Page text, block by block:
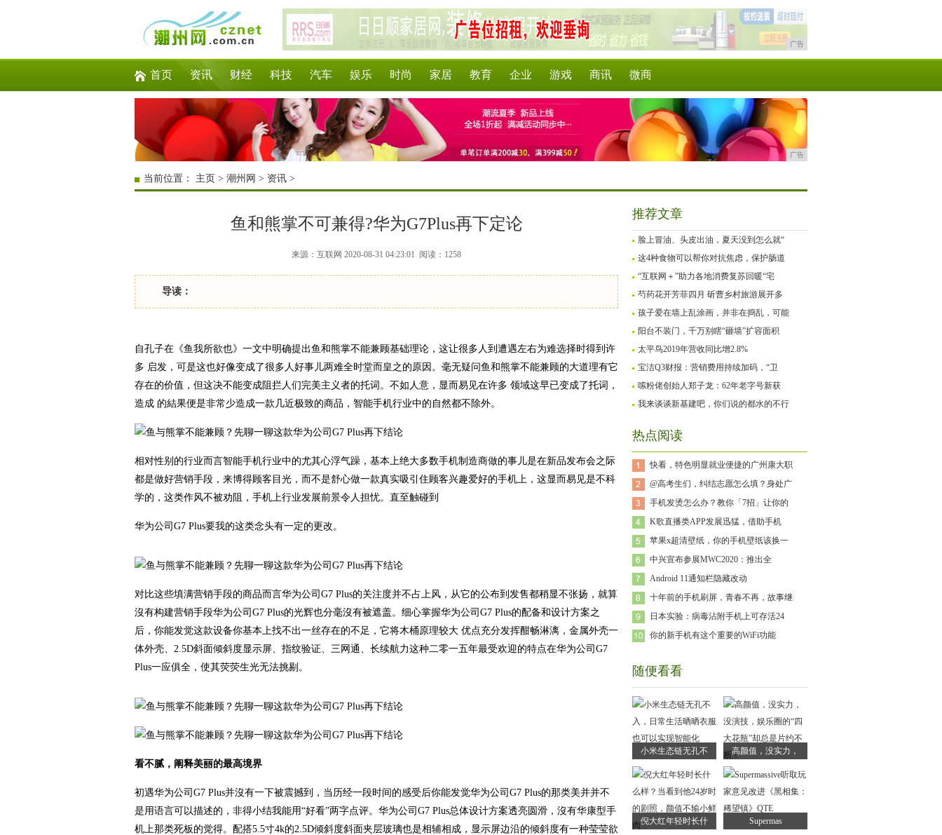
广告
首页 资讯 财经 科技 汽车 娱乐 时尚 家居 教育 企业 游戏 商讯 微商
广告
当前位置： 主页 > 潮州网 > 资讯 >
鱼和熊掌不可兼得?华为G7Plus再下定论
来源：互联网 2020-08-31 04:23:01 阅读：1258
导读：
自孔子在《鱼我所欲也》一文中明确提出鱼和熊掌不能兼顾基础理论，这让很多人到遭遇左右为难选择时得到许
多 启发，可是这也好像变成了很多人好事儿两难全时堂而皇之的原因。毫无疑问鱼和熊掌不能兼顾的大道理有它
存在的价值，但这决不能变成阻拦人们完美主义者的托词。不如人意，显而易见在许多 领域这早已变成了托词，
造成 的結果便是非常少造成一款几近极致的商品，智能手机行业中的自然都不除外。
相对性别的行业而言智能手机行业中的尤其心浮气躁，基本上绝大多数手机制造商做的事儿是在新品发布会之际
都是做好营销手段，来博得顾客目光，而不是舒心做一款真实吸引住顾客兴趣爱好的手机上，这显而易见是不科
学的，这类作风不被劝阻，手机上行业发展前景令人担忧。直至触碰到
华为公司G7 Plus要我的这类念头有一定的更改。
对比这些填满营销手段的商品而言华为公司G7 Plus的关注度并不占上风，从它的公布到发售都稍显不张扬，就算
沒有构建营销手段华为公司G7 Plus的光辉也分毫沒有被遮盖。细心掌握华为公司G7 Plus的配备和设计方案之
后，你能发觉这款设备你基本上找不出一丝存在的不足，它将木桶原理较大 优点充分发挥酣畅淋漓，金属外壳一
体外壳、2.5D斜面倾斜度显示屏、指纹验证、三网通、长续航力这种二零一五年最受欢迎的特点在华为公司G7
Plus一应俱全，使其荧荧生光无法挑剔。
看不腻，阐释美丽的最高境界
初遇华为公司G7 Plus并沒有一下被震撼到，当历经一段时间的感受后你能发觉华为公司G7 Plus的那类美并并不
是用语言可以描述的，非得小结我能用“好看”两字点评。华为公司G7 Plus总体设计方案透亮圆滑，沒有华康型手
机上那类死板的觉得。配搭5.5寸4k的2.5D倾斜度斜面夹层玻璃也是相辅相成，显示屏边沿的倾斜度有一种莹莹欲
推荐文章
脸上冒油、头皮出油，夏天没到怎么就“
这4种食物可以帮你对抗焦虑，保护肠道
“互联网＋”助力各地消费复苏回暖“宅
芍药花开芳菲四月 斫曹乡村旅游展开多
孩子爱在墙上乱涂画，并非在捣乱，可能
阳台不装门，千万别瞎“砸墙”扩容面积
太平鸟2019年营收同比增2.8%
宝洁Q3财报：营销费用持续加码，“卫
嗦粉佬创始人郑子龙：62年老字号新获
我来谈谈新基建吧，你们说的都水的不行
热点阅读
快看，特色明显就业便捷的广州康大职
@高考生们，纠结志愿怎么填？身处广
手机发烫怎么办？教你「7招」让你的
K歌直播类APP发展迅猛，借助手机
苹果x超清壁纸，你的手机壁纸该换一
中兴宣布参展MWC2020：推出全
Android 11通知栏隐藏改动
十年前的手机刷屏，青春不再，故事继
日本实验：病毒沾附手机上可存活24
你的新手机有这个重要的WiFi功能
随便看看
小米生态链无孔不 高颜值，没实力，
倪大红年轻时长什 Supermas